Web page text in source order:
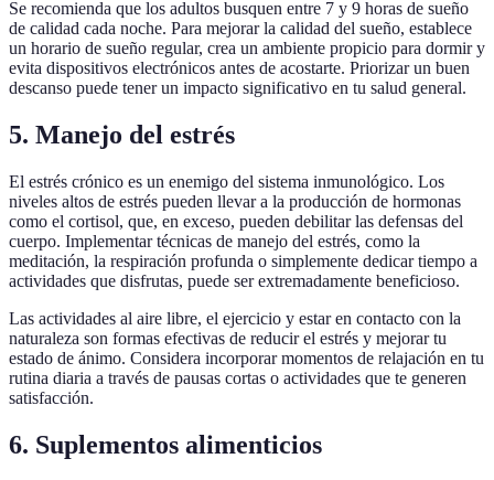
Se recomienda que los adultos busquen entre 7 y 9 horas de sueño
de calidad cada noche. Para mejorar la calidad del sueño, establece
un horario de sueño regular, crea un ambiente propicio para dormir y
evita dispositivos electrónicos antes de acostarte. Priorizar un buen
descanso puede tener un impacto significativo en tu salud general.
5. Manejo del estrés
El estrés crónico es un enemigo del sistema inmunológico. Los
niveles altos de estrés pueden llevar a la producción de hormonas
como el cortisol, que, en exceso, pueden debilitar las defensas del
cuerpo. Implementar técnicas de manejo del estrés, como la
meditación, la respiración profunda o simplemente dedicar tiempo a
actividades que disfrutas, puede ser extremadamente beneficioso.
Las actividades al aire libre, el ejercicio y estar en contacto con la
naturaleza son formas efectivas de reducir el estrés y mejorar tu
estado de ánimo. Considera incorporar momentos de relajación en tu
rutina diaria a través de pausas cortas o actividades que te generen
satisfacción.
6. Suplementos alimenticios